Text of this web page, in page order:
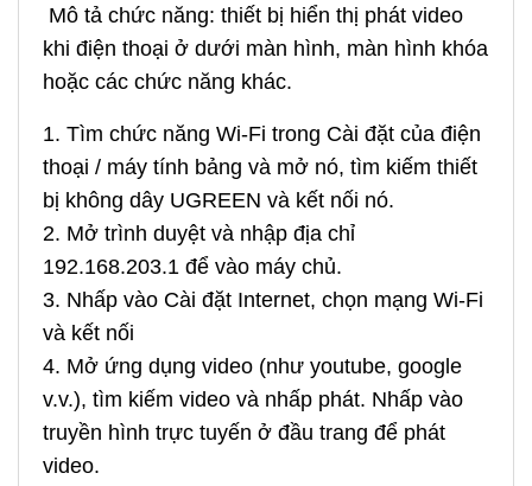
Mô tả chức năng: thiết bị hiển thị phát video
khi điện thoại ở dưới màn hình, màn hình khóa
hoặc các chức năng khác.
1. Tìm chức năng Wi-Fi trong Cài đặt của điện
thoại / máy tính bảng và mở nó, tìm kiếm thiết
bị không dây UGREEN và kết nối nó.
2. Mở trình duyệt và nhập địa chỉ
192.168.203.1 để vào máy chủ.
3. Nhấp vào Cài đặt Internet, chọn mạng Wi-Fi
và kết nối
4. Mở ứng dụng video (như youtube, google
v.v.), tìm kiếm video và nhấp phát. Nhấp vào
truyền hình trực tuyến ở đầu trang để phát
video.